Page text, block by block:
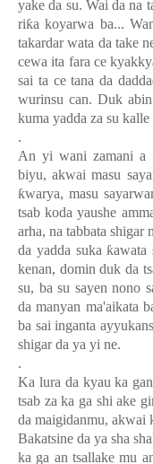
yake da su. Wai da na
riƙa koyarwa ba...
takardar wata da take
cewa ita fara ce
sai ta ce tana da
wurinsu can. Duk
kuma yadda za su kalle
.
An yi wani zamani a
biyu, akwai masu
ƙwarya, masu
tsab koda yaushe
arha, na tabbata shigar
da yadda suka ƙawata
kenan, domin duk da
su, ba su sayen nono
da manyan ma'aikata
ba sai inganta
shigar da ya yi ne.
.
Ka lura da kyau ka
tsab za ka ga shi ake
da maigidanmu, akwai
Bakatsine da ya sha
ka ga an tsallake mu